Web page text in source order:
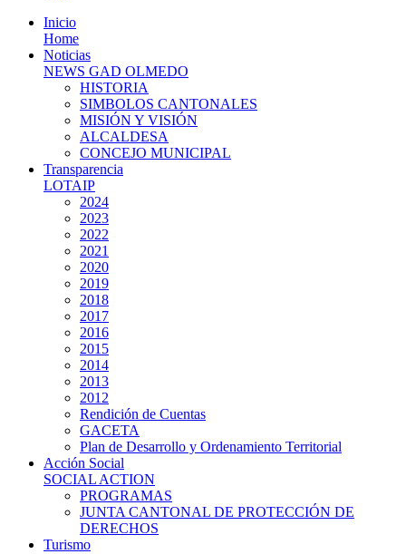
Inicio
Home
Noticias
NEWS GAD OLMEDO
HISTORIA
SIMBOLOS CANTONALES
MISIÓN Y VISIÓN
ALCALDESA
CONCEJO MUNICIPAL
Transparencia
LOTAIP
2024
2023
2022
2021
2020
2019
2018
2017
2016
2015
2014
2013
2012
Rendición de Cuentas
GACETA
Plan de Desarrollo y Ordenamiento Territorial
Acción Social
SOCIAL ACTION
PROGRAMAS
JUNTA CANTONAL DE PROTECCIÓN DE
DERECHOS
Turismo